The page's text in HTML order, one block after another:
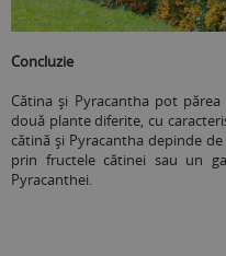
Concluzie
Cătina și Pyracantha pot
două plante diferite, cu
cătină și Pyracantha depinde
prin fructele cătinei sau un
Pyracanthei.